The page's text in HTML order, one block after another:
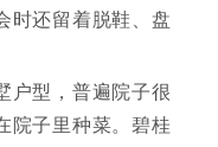
时还留着脱鞋、盘
户型，普遍院子很
院子里种菜。碧桂